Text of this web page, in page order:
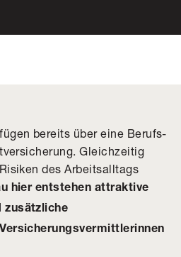
bereits über eine Berufs-
Gleichzeitig
des Arbeitsalltags
hier entstehen attraktive
zusätzliche